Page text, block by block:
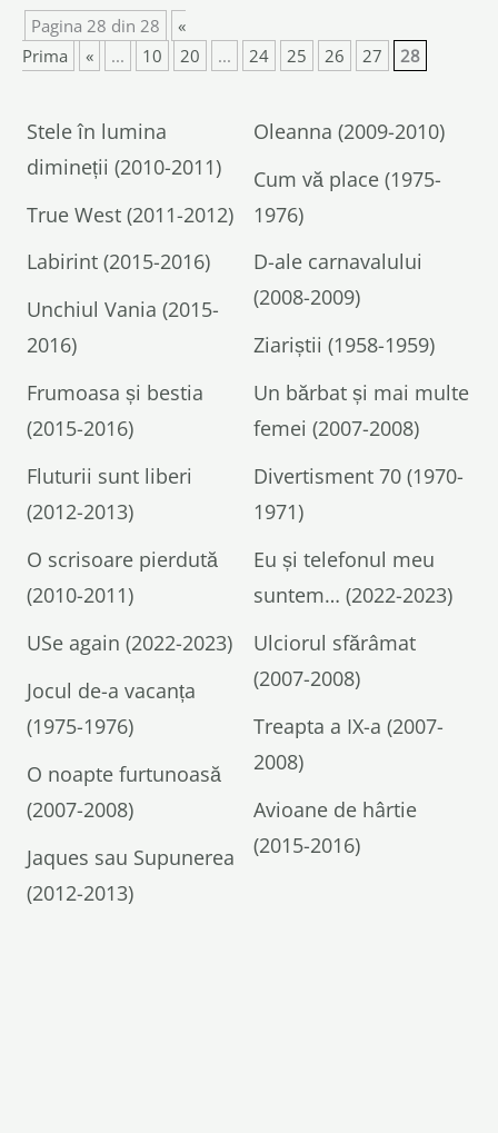
Pagina 28 din 28
«
Prima
« ... 10 20 ... 24 25 26 27 28
Stele în lumina
dimineții (2010-2011)
Oleanna (2009-2010)
Cum vă place (1975-
1976)
True West (2011-2012)
Labirint (2015-2016)
D-ale carnavalului
(2008-2009)
Unchiul Vania (2015-
2016)
Ziariștii (1958-1959)
Frumoasa și bestia
(2015-2016)
Un bărbat și mai multe
femei (2007-2008)
Fluturii sunt liberi
(2012-2013)
Divertisment 70 (1970-
1971)
O scrisoare pierdută
(2010-2011)
Eu și telefonul meu
suntem… (2022-2023)
USe again (2022-2023)
Ulciorul sfărâmat
(2007-2008)
Jocul de-a vacanța
(1975-1976)
Treapta a IX-a (2007-
2008)
O noapte furtunoasă
(2007-2008)
Avioane de hârtie
(2015-2016)
Jaques sau Supunerea
(2012-2013)